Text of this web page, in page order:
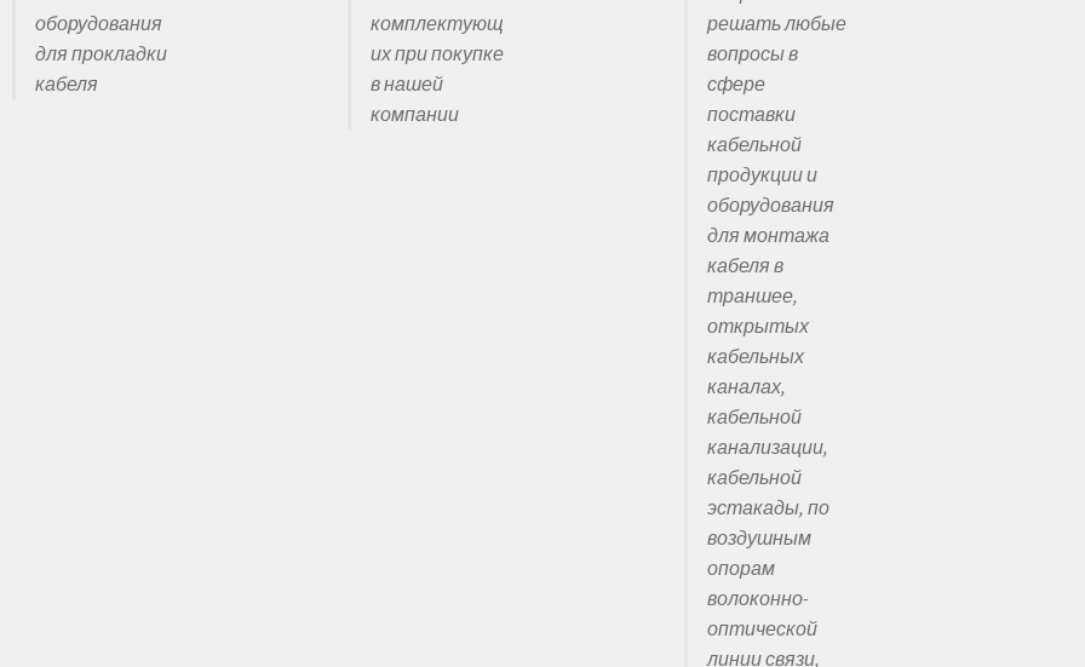
тяговые лебедки
оборудования
для прокладки
кабеля
комплектующ
их при покупке
в нашей
компании
решать любые
вопросы в
сфере
поставки
кабельной
продукции и
оборудования
для монтажа
кабеля в
траншее,
открытых
кабельных
каналах,
кабельной
канализации,
кабельной
эстакады, по
воздушным
опорам
волоконно-
оптической
линии связи,